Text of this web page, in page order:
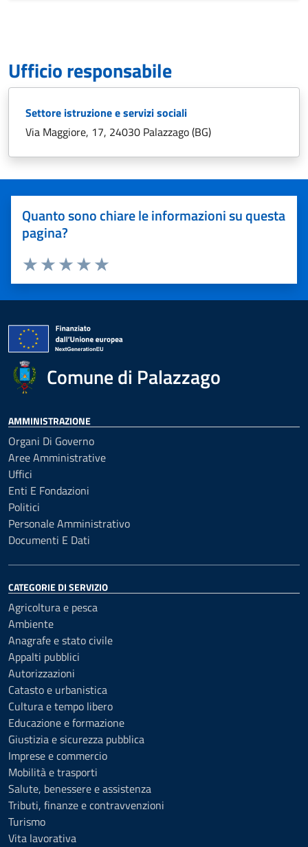
Ufficio responsabile
Settore istruzione e servizi sociali
Via Maggiore, 17, 24030 Palazzago (BG)
Quanto sono chiare le informazioni su questa
pagina?
Valuta 5 stelle su 5
Valuta 4 stelle su 5
Valuta 3 stelle su 5
Valuta 2 stelle su 5
Valuta 1 stelle su 5
Comune di Palazzago
AMMINISTRAZIONE
Organi Di Governo
Aree Amministrative
Uffici
Enti E Fondazioni
Politici
Personale Amministrativo
Documenti E Dati
CATEGORIE DI SERVIZIO
Agricoltura e pesca
Ambiente
Anagrafe e stato civile
Appalti pubblici
Autorizzazioni
Catasto e urbanistica
Cultura e tempo libero
Educazione e formazione
Giustizia e sicurezza pubblica
Imprese e commercio
Mobilità e trasporti
Salute, benessere e assistenza
Tributi, finanze e contravvenzioni
Turismo
Vita lavorativa